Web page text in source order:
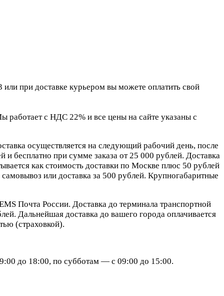
при доставке курьером вы можете оплатить свой
с НДС 22% и все цены на сайте указаны с
осуществляется на следующий рабочий день, после
бесплатно при сумме заказа от 25 000 рублей. Доставка
как стоимость доставки по Москве плюс 50 рублей
или доставка за 500 рублей. Крупногабаритные
Почта России. Доставка до терминала транспортной
Дальнейшая доставка до вашего города оплачивается
(страховкой).
до 18:00, по субботам — с 09:00 до 15:00.